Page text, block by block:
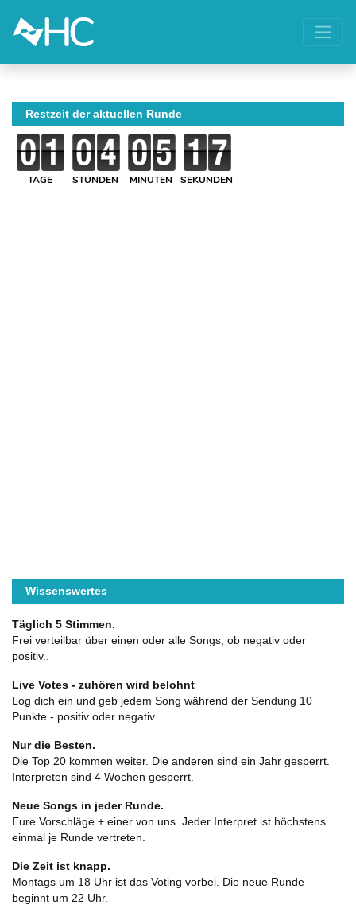
Restzeit der aktuellen Runde
TAGE STUNDEN MINUTEN SEKUNDEN
Wissenswertes
Täglich 5 Stimmen.
Frei verteilbar über einen oder alle Songs, ob negativ oder
positiv..
Live Votes - zuhören wird belohnt
Log dich ein und geb jedem Song während der Sendung 10
Punkte - positiv oder negativ
Nur die Besten.
Die Top 20 kommen weiter. Die anderen sind ein Jahr gesperrt.
Interpreten sind 4 Wochen gesperrt.
Neue Songs in jeder Runde.
Eure Vorschläge + einer von uns. Jeder Interpret ist höchstens
einmal je Runde vertreten.
Die Zeit ist knapp.
Montags um 18 Uhr ist das Voting vorbei. Die neue Runde
beginnt um 22 Uhr.